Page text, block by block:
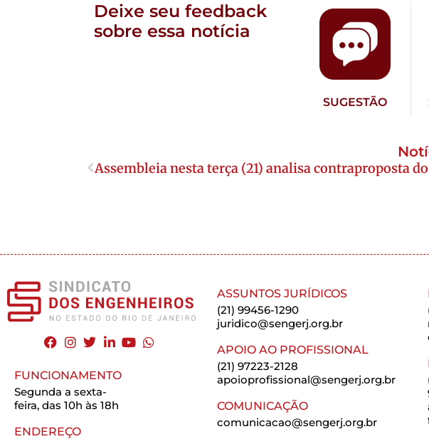
Deixe seu feedback
sobre essa notícia
SUGESTÃO
Assembleia nesta terça (21) analisa contraproposta do
FUNCIONAMENTO
Segunda a sexta-
feira, das 10h às 18h
ENDEREÇO
ASSUNTOS JURÍDICOS
(21) 99456-1290
juridico@sengerj.org.br
APOIO AO PROFISSIONAL
(21) 97223-2128
apoioprofissional@sengerj.org.br
COMUNICAÇÃO
comunicacao@sengerj.org.br